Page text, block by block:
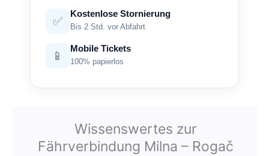
✅
Kostenlose Stornierung
Bis 2 Std. vor Abfahrt
📱
Mobile Tickets
100% papierlos
Wissenswertes zur
Fährverbindung Milna – Rogač